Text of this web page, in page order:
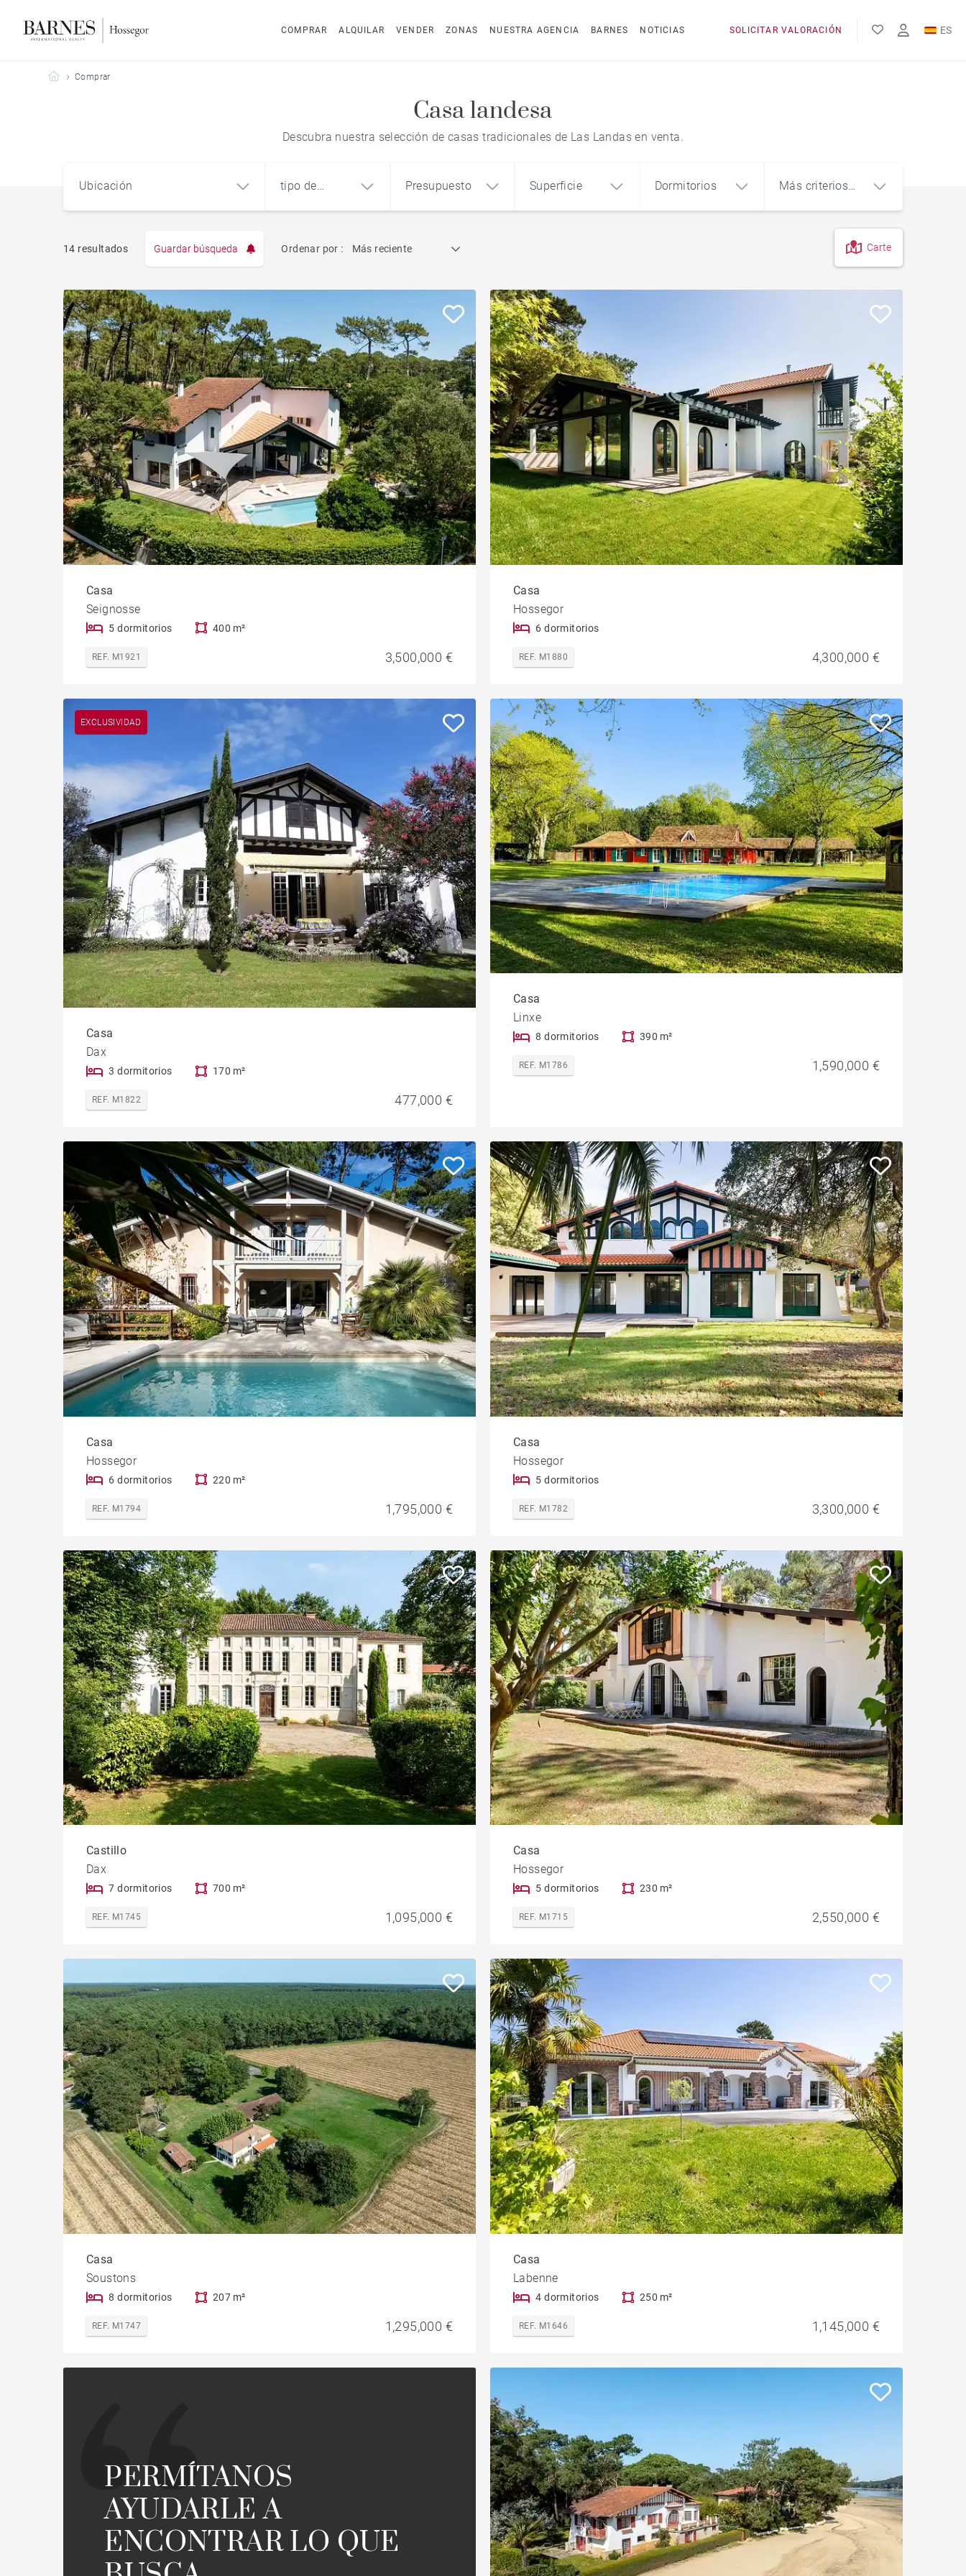
COMPRAR ALQUILAR VENDER ZONAS NUESTRA AGENCIA BARNES NOTICIAS SOLICITAR VALORACIÓN ES
EN
Barnes Hossegor
Comprar
Casa landesa
Descubra nuestra selección de casas tradicionales de Las Landas en venta.
Ubicación
tipo de
Terreno
Castillo Propiedad
Presupuesto Superficie Dormitorios
Más criterios
Casa de arquitecto En el campo
Casa landesa
Casa de labranza
14 resultados Guardar búsqueda Ordenar por : Más reciente Carte
Casa
Seignosse
5 dormitorios 400 m²
REF. M1921 3,500,000 €
Casa
Hossegor
6 dormitorios
REF. M1880 4,300,000 €
EXCLUSIVIDAD
Casa
Dax
3 dormitorios 170 m²
REF. M1822 477,000 €
Casa
Linxe
8 dormitorios 390 m²
REF. M1786 1,590,000 €
Casa
Hossegor
6 dormitorios 220 m²
REF. M1794 1,795,000 €
Casa
Hossegor
5 dormitorios
REF. M1782 3,300,000 €
Castillo
Dax
7 dormitorios 700 m²
REF. M1745 1,095,000 €
Casa
Hossegor
5 dormitorios 230 m²
REF. M1715 2,550,000 €
Casa
Soustons
8 dormitorios 207 m²
REF. M1747 1,295,000 €
Casa
Labenne
4 dormitorios 250 m²
REF. M1646 1,145,000 €
PERMÍTANOS
AYUDARLE A
ENCONTRAR LO QUE